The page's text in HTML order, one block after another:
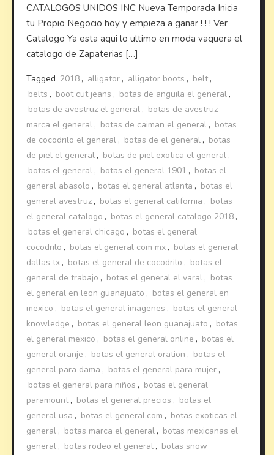
CATALOGOS UNIDOS INC Nueva Temporada Inicia
tu Propio Negocio hoy y empieza a ganar ! ! ! Ver
Catalogo Ya esta aqui lo ultimo en moda vaquera el
catalogo de Zapaterias […]
Tagged 2018 , alligator , alligator boots , belt,
belts , boot cut jeans , botas de anguila el general ,
botas de avestruz el general , botas de avestruz
marca el general , botas de caiman el general , botas
de cocodrilo el general , botas de el general , botas
de piel el general , botas de piel exotica el general ,
botas el general , botas el general 1901 , botas el
general abasolo , botas el general atlanta , botas el
general avestruz , botas el general california , botas
el general catalogo , botas el general catalogo 2018 ,
botas el general chicago , botas el general
cocodrilo , botas el general com mx , botas el general
dallas tx , botas el general de cocodrilo , botas el
general de trabajo , botas el general el varal , botas
el general en leon guanajuato , botas el general en
mexico , botas el general imagenes , botas el general
knowledge , botas el general leon guanajuato , botas
el general mexico , botas el general online , botas el
general oranje , botas el general oration , botas el
general para dama , botas el general para mujer ,
botas el general para niños , botas el general
paramount, botas el general precios , botas el
general usa , botas el general.com , botas exoticas el
general , botas marca el general , botas mexicanas el
general , botas rodeo el general , botas snow